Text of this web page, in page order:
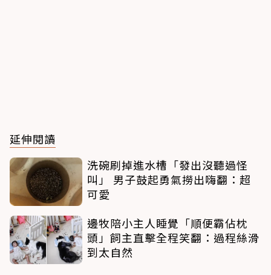
延伸閱讀
洗碗刷掉進水槽「發出沒聽過怪
叫」 男子鼓起勇氣撈出嗨翻：超
可愛
邊牧陪小主人睡覺「順便霸佔枕
頭」飼主直擊全程笑翻：過程絲滑
到太自然